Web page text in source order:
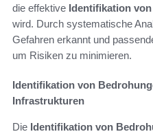
die effektive Identifikation
wird. Durch systematische
Gefahren erkannt und
um Risiken zu minimieren.
Identifikation von
Infrastrukturen
Die Identifikation von